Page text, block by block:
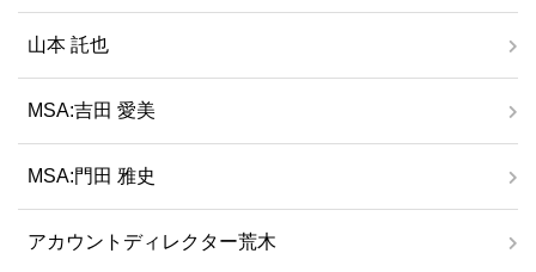
山本 託也
MSA:吉田 愛美
MSA:門田 雅史
アカウントディレクター荒木